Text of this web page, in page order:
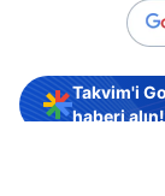
Takvim'i
haberi alın!